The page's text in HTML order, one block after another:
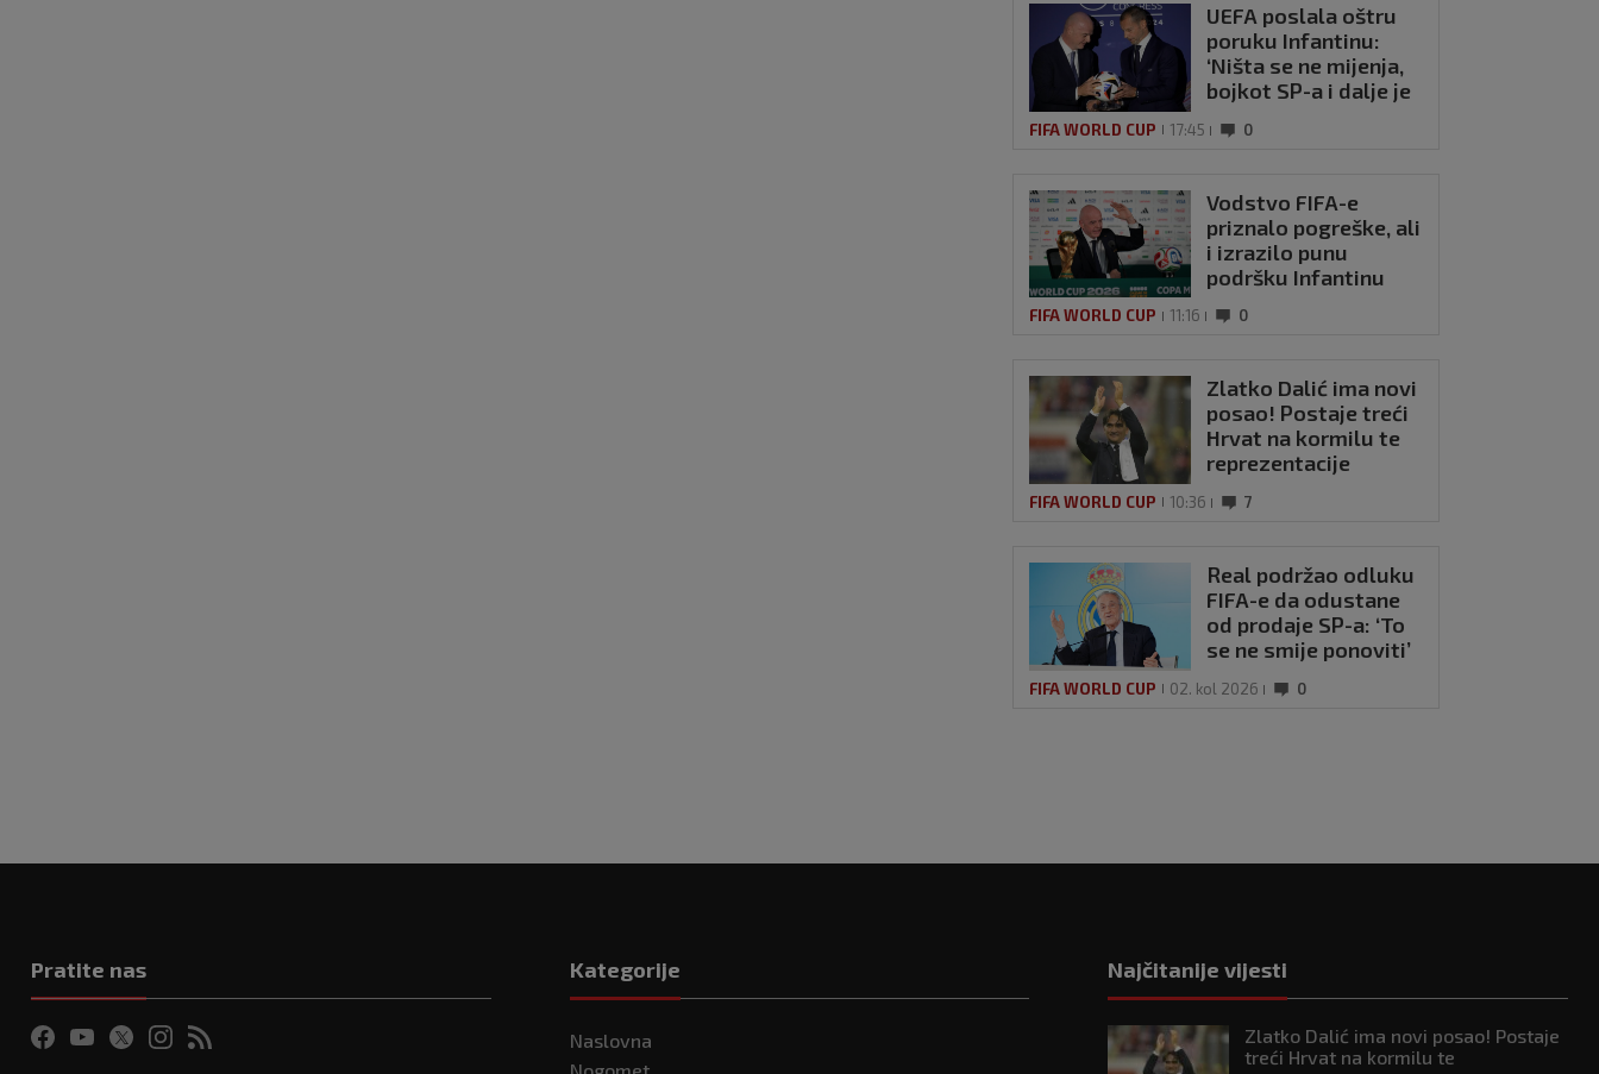
UEFA poslala oštru
poruku Infantinu:
‘Ništa se ne mijenja,
bojkot SP-a i dalje je
FIFA WORLD CUP 17:45 0
Vodstvo FIFA-e
priznalo pogreške, ali
i izrazilo punu
podršku Infantinu
FIFA WORLD CUP 11:16 0
Zlatko Dalić ima novi
posao! Postaje treći
Hrvat na kormilu te
reprezentacije
FIFA WORLD CUP 10:36 7
Real podržao odluku
FIFA-e da odustane
od prodaje SP-a: ‘To
se ne smije ponoviti’
FIFA WORLD CUP 02. kol 2026 0
Pratite nas Kategorije
Naslovna
Nogomet
Najčitanije vijesti
Zlatko Dalić ima novi posao! Postaje
treći Hrvat na kormilu te